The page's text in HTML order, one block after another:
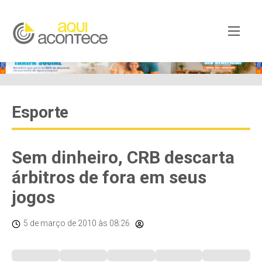
Esporte
Sem dinheiro, CRB descarta
árbitros de fora em seus
jogos
5 de março de 2010 às 08:26